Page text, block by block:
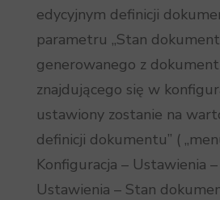
edycyjnym definicji
parametru „Stan
generowanego z
znajdującego się w
ustawiony zostanie na
definicji dokumentu” (
Konfiguracja – Ustawienia
Ustawienia – Stan